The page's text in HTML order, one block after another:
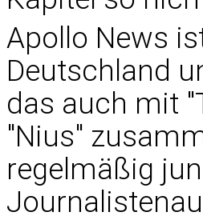
Apollo News
Deutschland
das auch mit
"Nius"
regelmäßig